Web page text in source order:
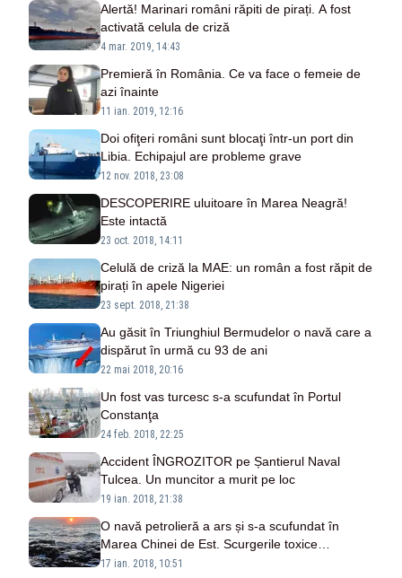
Alertă! Marinari români răpiti de pirați. A fost
activată celula de criză
4 mar. 2019, 14:43
Premieră în România. Ce va face o femeie de
azi înainte
11 ian. 2019, 12:16
Doi ofiţeri români sunt blocaţi într-un port din
Libia. Echipajul are probleme grave
12 nov. 2018, 23:08
DESCOPERIRE uluitoare în Marea Neagră!
Este intactă
23 oct. 2018, 14:11
Celulă de criză la MAE: un român a fost răpit de
pirați în apele Nigeriei
23 sept. 2018, 21:38
Au găsit în Triunghiul Bermudelor o navă care a
dispărut în urmă cu 93 de ani
22 mai 2018, 20:16
Un fost vas turcesc s-a scufundat în Portul
Constanţa
24 feb. 2018, 22:25
Accident ÎNGROZITOR pe Șantierul Naval
Tulcea. Un muncitor a murit pe loc
19 ian. 2018, 21:38
O navă petrolieră a ars și s-a scufundat în
Marea Chinei de Est. Scurgerile toxice
amenință regiunea
17 ian. 2018, 10:51